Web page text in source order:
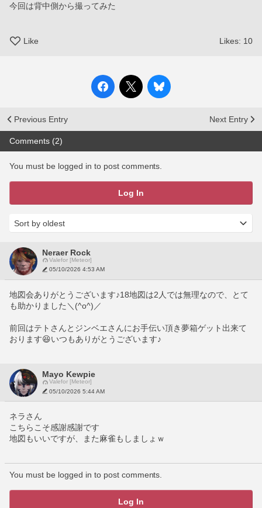
今回は背中側から撮ってみた
Like Likes: 10
Previous Entry Next Entry
Comments (2)
You must be logged in to post comments.
Log In
Neraer Rock
Valefor [Meteor]
05/10/2026 4:53 AM
地図会ありがとうございます♪18地図は2人では無理なので、とて
も助かりました＼(^o^)／
前回はテトさんとジンベエさんにお手伝い頂き夢箱ゲット出来て
おります😆いつもありがとうございます♪
Mayo Kewpie
Valefor [Meteor]
05/10/2026 5:44 AM
ネラさん
こちらこそ感謝感謝です
地図もいいですが、また麻雀もしましょｗ
You must be logged in to post comments.
Log In